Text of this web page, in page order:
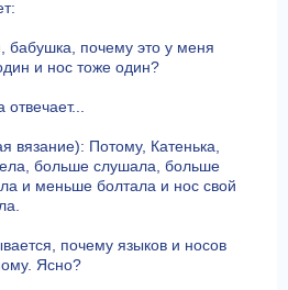
почему это у меня
и нос тоже один?
вязание): Потому, Катенька,
больше слушала, больше
и меньше болтала и нос свой
почему языков и носов
Ясно?